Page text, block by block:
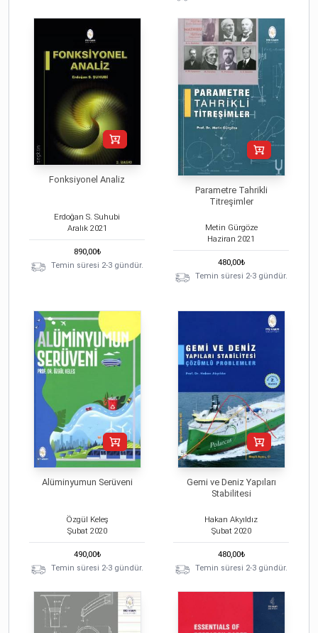
Fonksiyonel Analiz
Erdoğan S. Suhubi
Aralık 2021
890,00₺
Temin süresi 2-3 gündür.
Parametre Tahrikli
Titreşimler
Metin Gürgöze
Haziran 2021
480,00₺
Temin süresi 2-3 gündür.
Alüminyumun Serüveni
Özgül Keleş
Şubat 2020
490,00₺
Temin süresi 2-3 gündür.
Gemi ve Deniz Yapıları
Stabilitesi
Hakan Akyıldız
Şubat 2020
480,00₺
Temin süresi 2-3 gündür.